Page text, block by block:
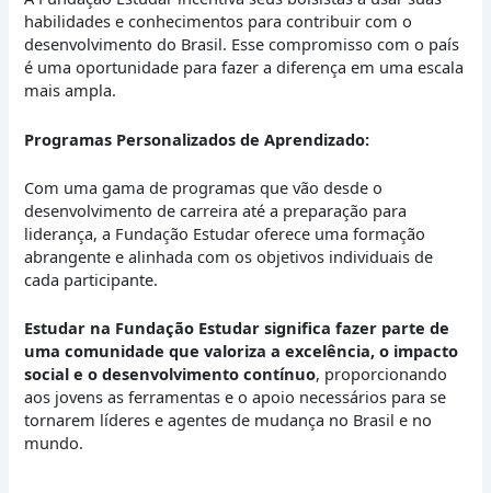
habilidades e conhecimentos para contribuir com o
desenvolvimento do Brasil. Esse compromisso com o país
é uma oportunidade para fazer a diferença em uma escala
mais ampla.
Programas Personalizados de Aprendizado:
Com uma gama de programas que vão desde o
desenvolvimento de carreira até a preparação para
liderança, a Fundação Estudar oferece uma formação
abrangente e alinhada com os objetivos individuais de
cada participante.
Estudar na Fundação Estudar significa fazer parte de
uma comunidade que valoriza a excelência, o impacto
social e o desenvolvimento contínuo, proporcionando
aos jovens as ferramentas e o apoio necessários para se
tornarem líderes e agentes de mudança no Brasil e no
mundo.